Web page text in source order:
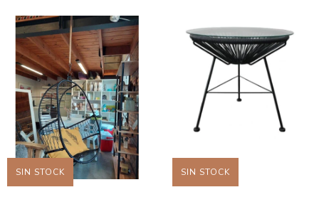
SIN STOCK SIN STOCK